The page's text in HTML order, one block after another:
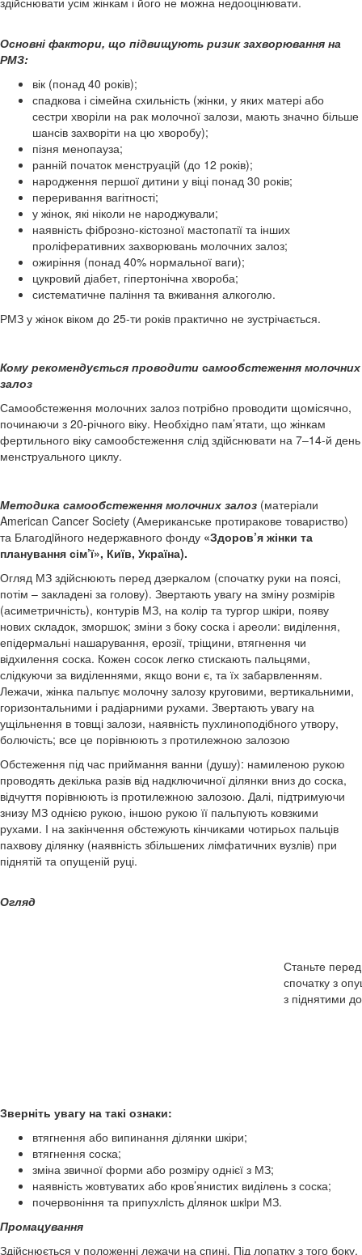
Основні фактори, що підвищують ризик захворювання на
РМЗ:
вік (понад 40 років);
спадкова і сімейна схильність (жінки, у яких матері або
сестри хворіли на рак молочної залози, мають значно більше
шансів захворіти на цю хворобу);
пізня менопауза;
ранній початок менструацій (до 12 років);
народження першої дитини у віці понад 30 років;
переривання вагітності;
у жінок, які ніколи не народжували;
наявність фіброзно-кістозної мастопатії та інших
проліферативних захворювань молочних залоз;
ожиріння (понад 40% нормальної ваги);
цукровий діабет, гіпертонічна хвороба;
систематичне паління та вживання алкоголю.
РМЗ у жінок віком до 25-ти років практично не зустрічається.
Кому рекомендується проводити самообстеження молочних
залоз
Самообстеження молочних залоз потрібно проводити щомісячно,
починаючи з 20-річного віку. Необхідно пам’ятати, що жінкам
фертильного віку самообстеження слід здійснювати на 7–14-й день
менструального циклу.
Методика самообстеження молочних залоз (матеріали
American Cancer Society (Американське протиракове товариство)
та Благодiйного недержавного фонду «Здоров’я жінки та
планування сім’ї», Київ, Україна).
Огляд МЗ здійснюють перед дзеркалом (спочатку руки на поясі,
потім – закладені за голову). Звертають увагу на зміну розмірів
(асиметричність), контурів МЗ, на колір та тургор шкіри, появу
нових складок, зморшок; зміни з боку соска і ареоли: виділення,
епідермальні нашарування, ерозії, тріщини, втягнення чи
відхилення соска. Кожен сосок легко стискають пальцями,
слідкуючи за виділеннями, якщо вони є, та їх забарвленням.
Лежачи, жінка пальпує молочну залозу круговими, вертикальними,
горизонтальними і радіарними рухами. Звертають увагу на
ущільнення в товщі залози, наявність пухлиноподібного утвору,
болючість; все це порівнюють з протилежною залозою
Обстеження під час приймання ванни (душу): намиленою рукою
проводять декілька разів від надключичної ділянки вниз до соска,
відчуття порівнюють із протилежною залозою. Далі, підтримуючи
знизу МЗ однією рукою, іншою рукою її пальпують ковзкими
рухами. І на закінчення обстежують кінчиками чотирьох пальців
пахвову ділянку (наявність збільшених лімфатичних вузлів) при
піднятій та опущеній руці.
Огляд
Станьте
спочатку з
з піднятими
Зверніть увагу на такі ознаки:
втягнення або випинання ділянки шкіри;
втягнення соска;
зміна звичної форми або розміру однієї з МЗ;
наявність жовтуватих або кров’янистих виділень з соска;
почервоніння та припухлiсть дiлянок шкiри МЗ.
Промацування
Здійснюється у положенні лежачи на спині. Під лопатку з того боку,